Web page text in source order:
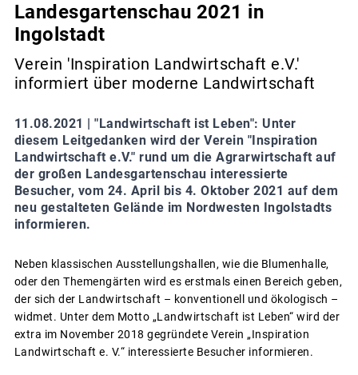
Landesgartenschau 2021 in
Ingolstadt
Verein 'Inspiration Landwirtschaft e.V.'
informiert über moderne Landwirtschaft
11.08.2021 | "Landwirtschaft ist Leben": Unter
diesem Leitgedanken wird der Verein "Inspiration
Landwirtschaft e.V." rund um die Agrarwirtschaft auf
der großen Landesgartenschau interessierte
Besucher, vom 24. April bis 4. Oktober 2021 auf dem
neu gestalteten Gelände im Nordwesten Ingolstadts
informieren.
Neben klassischen Ausstellungshallen, wie die Blumenhalle,
oder den Themengärten wird es erstmals einen Bereich geben,
der sich der Landwirtschaft – konventionell und ökologisch –
widmet. Unter dem Motto „Landwirtschaft ist Leben“ wird der
extra im November 2018 gegründete Verein „Inspiration
Landwirtschaft e. V.“ interessierte Besucher informieren.